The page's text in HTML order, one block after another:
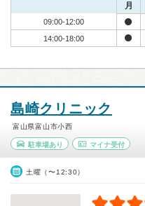
月
09:00-12:00
14:00-18:00
島崎クリニック
富山県富山市小西
駐車場あり マイナ受付
土曜（〜12:30）